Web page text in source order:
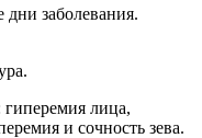
заболевания.
лица,
и сочность зева.